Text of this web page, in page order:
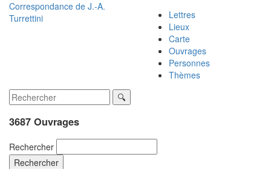
Correspondance de J.-A.
Turrettini
Lettres
Lieux
Carte
Ouvrages
Personnes
Thèmes
3687 Ouvrages
Rechercher
Rechercher